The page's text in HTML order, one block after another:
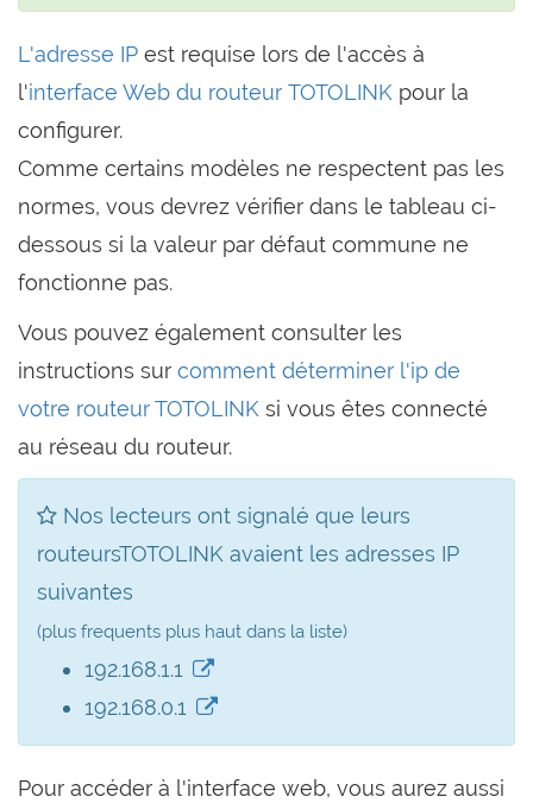
L'adresse IP est requise lors de l'accès à
l'interface Web du routeur TOTOLINK pour la
configurer.
Comme certains modèles ne respectent pas les
normes, vous devrez vérifier dans le tableau ci-
dessous si la valeur par défaut commune ne
fonctionne pas.
Vous pouvez également consulter les
instructions sur comment déterminer l'ip de
votre routeur TOTOLINK si vous êtes connecté
au réseau du routeur.
Nos lecteurs ont signalé que leurs
routeursTOTOLINK avaient les adresses IP
suivantes
(plus frequents plus haut dans la liste)
192.168.1.1
192.168.0.1
Pour accéder à l'interface web, vous aurez aussi